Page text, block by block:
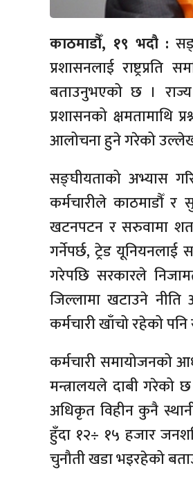
काठमाडौँ, १९ भदौ :
प्रशासनलाई
बताउनुभएको छ ।
प्रशासनको क्षमतामाथि
आलोचना हुने गरेको उल्लेख
सङ्घीयताको अभ्यास
कर्मचारीले काठमाडौँ र
खटनपटन र सरुवामा
गर्नेपर्छ, ट्रेड
गरेपछि सरकारले
जिल्लामा खटाउने
कर्मचारी खाँचो रहेको
कर्मचारी समायोजनको
मन्त्रालयले दाबी गरेको
अधिकृत विहीन कुनै
हुँदा १२÷ १५ हजार
चुनौती खडा भइरहेको